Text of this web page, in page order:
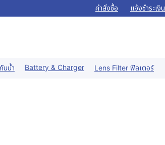
คำสั่งซื้อ แจ้งชำระเงิน
นน้ำ Battery & Charger Lens Filter ฟิลเตอร์